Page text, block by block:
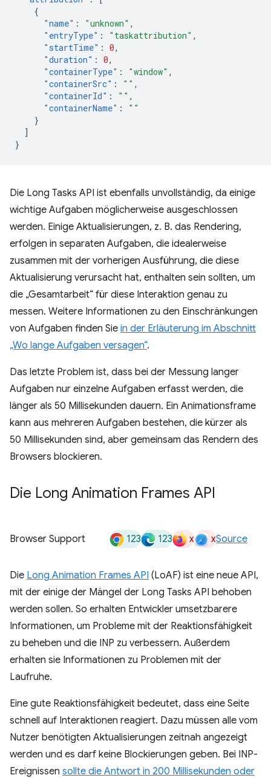
{
"name" : "unknown" ,
"entryType" : "taskattribution" ,
"startTime" : 0,
"duration" : 0,
"containerType" : "window" ,
"containerSrc" : "" ,
"containerId" : "" ,
"containerName" :
""
}
]
}
Die Long Tasks API ist ebenfalls unvollständig, da einige
wichtige Aufgaben möglicherweise ausgeschlossen
werden. Einige Aktualisierungen, z. B. das Rendering,
erfolgen in separaten Aufgaben, die idealerweise
zusammen mit der vorherigen Ausführung, die diese
Aktualisierung verursacht hat, enthalten sein sollten, um
die „Gesamtarbeit“ für diese Interaktion genau zu
messen. Weitere Informationen zu den Einschränkungen
von Aufgaben finden Sie in der Erläuterung im Abschnitt
„Wo lange Aufgaben versagen“.
Das letzte Problem ist, dass bei der Messung langer
Aufgaben nur einzelne Aufgaben erfasst werden, die
länger als 50 Millisekunden dauern. Ein Animationsframe
kann aus mehreren Aufgaben bestehen, die kürzer als
50 Millisekunden sind, aber gemeinsam das Rendern des
Browsers blockieren.
Die Long Animation Frames API
Browser Support 123 123 x xSource
Die Long Animation Frames API (LoAF) ist eine neue API,
mit der einige der Mängel der Long Tasks API behoben
werden sollen. So erhalten Entwickler umsetzbarere
Informationen, um Probleme mit der Reaktionsfähigkeit
zu beheben und die INP zu verbessern. Außerdem
erhalten sie Informationen zu Problemen mit der
Laufruhe.
Eine gute Reaktionsfähigkeit bedeutet, dass eine Seite
schnell auf Interaktionen reagiert. Dazu müssen alle vom
Nutzer benötigten Aktualisierungen zeitnah angezeigt
werden und es darf keine Blockierungen geben. Bei INP-
Ereignissen sollte die Antwort in 200 Millisekunden oder